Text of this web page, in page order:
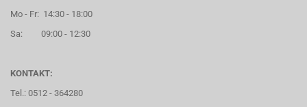
Mo - Fr: 14:30 - 18:00
Sa: 09:00 - 12:30
KONTAKT:
Tel.: 0512 - 364280